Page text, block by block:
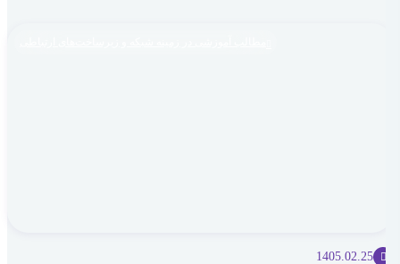
1405.02.25